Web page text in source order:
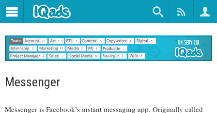
Messenger
Messenger is Facebook’s instant messaging app. Originally called